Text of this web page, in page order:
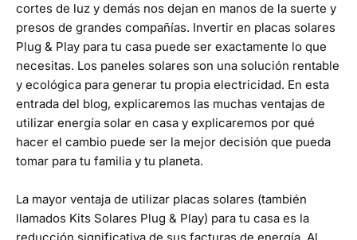
cortes de luz y demás nos dejan en manos de la suerte y
presos de grandes compañías. Invertir en placas solares
Plug & Play para tu casa puede ser exactamente lo que
necesitas. Los paneles solares son una solución rentable
y ecológica para generar tu propia electricidad. En esta
entrada del blog, explicaremos las muchas ventajas de
utilizar energía solar en casa y explicaremos por qué
hacer el cambio puede ser la mejor decisión que pueda
tomar para tu familia y tu planeta.
La mayor ventaja de utilizar placas solares (también
llamados Kits Solares Plug & Play) para tu casa es la